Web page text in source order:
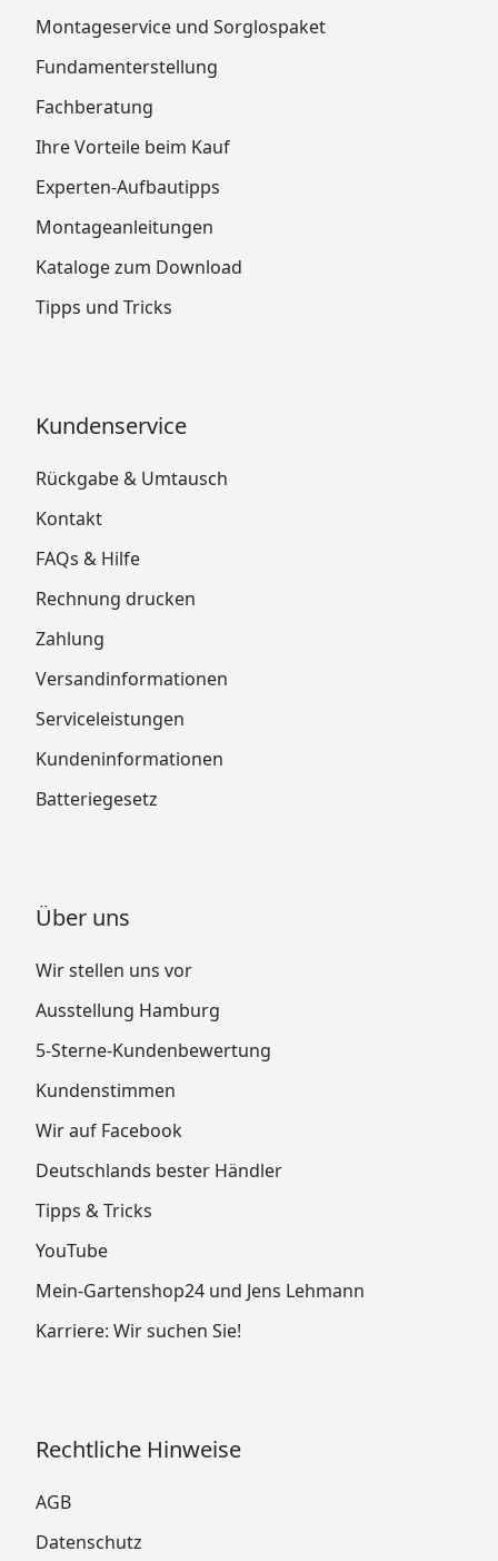
Montageservice und Sorglospaket
Fundamenterstellung
Fachberatung
Ihre Vorteile beim Kauf
Experten-Aufbautipps
Montageanleitungen
Kataloge zum Download
Tipps und Tricks
Kundenservice
Rückgabe & Umtausch
Kontakt
FAQs & Hilfe
Rechnung drucken
Zahlung
Versandinformationen
Serviceleistungen
Kundeninformationen
Batteriegesetz
Über uns
Wir stellen uns vor
Ausstellung Hamburg
5-Sterne-Kundenbewertung
Kundenstimmen
Wir auf Facebook
Deutschlands bester Händler
Tipps & Tricks
YouTube
Mein-Gartenshop24 und Jens Lehmann
Karriere: Wir suchen Sie!
Rechtliche Hinweise
AGB
Datenschutz